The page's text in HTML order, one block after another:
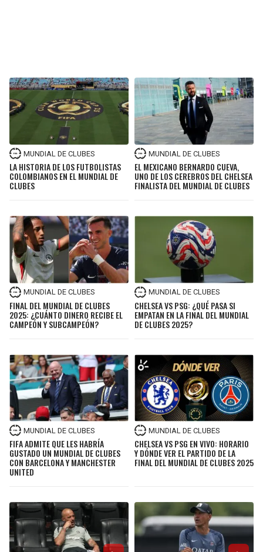
MUNDIAL DE CLUBES
LA HISTORIA DE LOS FUTBOLISTAS
COLOMBIANOS EN EL MUNDIAL DE
CLUBES
MUNDIAL DE CLUBES
EL MEXICANO BERNARDO CUEVA,
UNO DE LOS CEREBROS DEL CHELSEA
FINALISTA DEL MUNDIAL DE CLUBES
MUNDIAL DE CLUBES
FINAL DEL MUNDIAL DE CLUBES
2025: ¿CUÁNTO DINERO RECIBE EL
CAMPEÓN Y SUBCAMPEÓN?
MUNDIAL DE CLUBES
CHELSEA VS PSG: ¿QUÉ PASA SI
EMPATAN EN LA FINAL DEL MUNDIAL
DE CLUBES 2025?
MUNDIAL DE CLUBES
FIFA ADMITE QUE LES HABRÍA
GUSTADO UN MUNDIAL DE CLUBES
CON BARCELONA Y MANCHESTER
UNITED
MUNDIAL DE CLUBES
CHELSEA VS PSG EN VIVO: HORARIO
Y DÓNDE VER EL PARTIDO DE LA
FINAL DEL MUNDIAL DE CLUBES 2025